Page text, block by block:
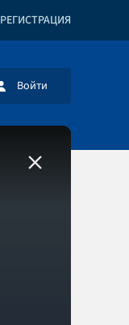
РЕГИСТРАЦИЯ
Войти